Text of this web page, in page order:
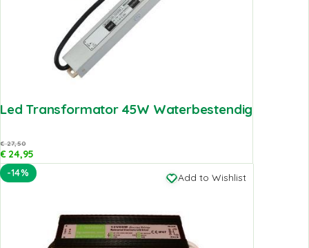
Led Transformator 45W Waterbestendig
€27,50
€24,95
-14%
Add to Wishlist